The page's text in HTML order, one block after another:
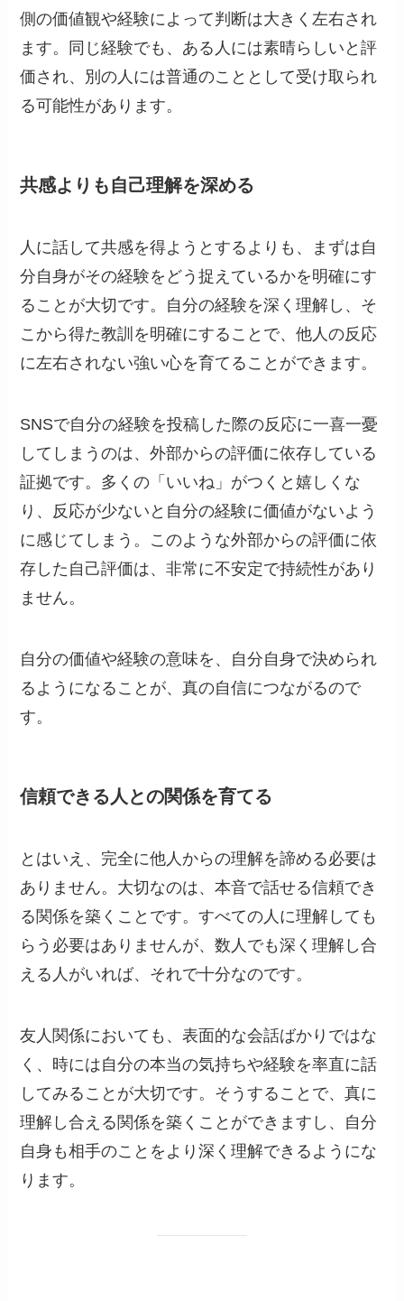
側の価値観や経験によって判断は大きく左右され
ます。同じ経験でも、ある人には素晴らしいと評
価され、別の人には普通のこととして受け取られ
る可能性があります。
共感よりも自己理解を深める
人に話して共感を得ようとするよりも、まずは自
分自身がその経験をどう捉えているかを明確にす
ることが大切です。自分の経験を深く理解し、そ
こから得た教訓を明確にすることで、他人の反応
に左右されない強い心を育てることができます。
SNSで自分の経験を投稿した際の反応に一喜一憂
してしまうのは、外部からの評価に依存している
証拠です。多くの「いいね」がつくと嬉しくな
り、反応が少ないと自分の経験に価値がないよう
に感じてしまう。このような外部からの評価に依
存した自己評価は、非常に不安定で持続性があり
ません。
自分の価値や経験の意味を、自分自身で決められ
るようになることが、真の自信につながるので
す。
信頼できる人との関係を育てる
とはいえ、完全に他人からの理解を諦める必要は
ありません。大切なのは、本音で話せる信頼でき
る関係を築くことです。すべての人に理解しても
らう必要はありませんが、数人でも深く理解し合
える人がいれば、それで十分なのです。
友人関係においても、表面的な会話ばかりではな
く、時には自分の本当の気持ちや経験を率直に話
してみることが大切です。そうすることで、真に
理解し合える関係を築くことができますし、自分
自身も相手のことをより深く理解できるようにな
ります。